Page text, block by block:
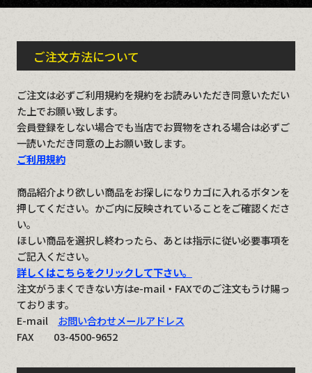
ご注文方法について
ご注文は必ずご利用規約を規約をお読みいただき同意いただい
た上でお願い致します。
会員登録をしない場合でも当店でお買物をされる場合は必ずご
一読いただき同意の上お願い致します。
ご利用規約
商品紹介より欲しい商品をお探しになりカゴに入れるボタンを
押してください。かご内に反映されていることをご確認くださ
い。
ほしい商品を選択し終わったら、あとは指示に従い必要事項を
ご記入ください。
詳しくはこちらをクリックして下さい。
注文がうまくできない方はe-mail・FAXでのご注文もうけ賜っ
ております。
E-mail お問い合わせメールアドレス
FAX 03-4500-9652